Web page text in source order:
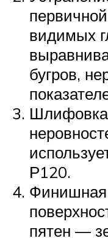
видимых
бугров,
Р120.
Финишная
пятен —